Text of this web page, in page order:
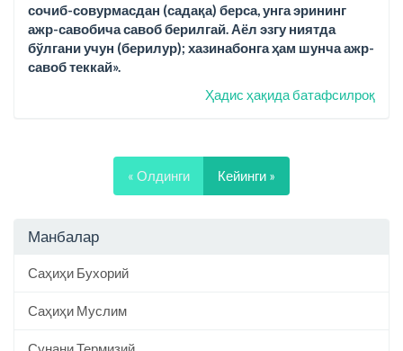
сочиб-совурмасдан (садақа) берса, унга эрининг
ажр-савобича савоб берилгай. Аёл эзгу ниятда
бўлгани учун (берилур); хазинабонга ҳам шунча ажр-
савоб теккай».
Ҳадис ҳақида батафсилроқ
« Олдинги Кейинги »
Манбалар
Саҳиҳи Бухорий
Саҳиҳи Муслим